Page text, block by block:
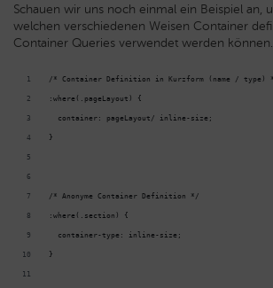
Schauen wir uns noch einmal ein Beispiel an,
welchen verschiedenen Weisen Container
Container Queries verwendet werden können.
/* Container Definition in Kurzform (name / type)
:where(.pageLayout) {
  container: pageLayout/ inline-size;
}
/* Anonyme Container Definition */
:where(.section) {
  container-type: inline-size;
}